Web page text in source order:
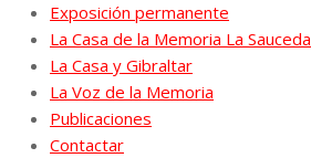
Exposición permanente
La Casa de la Memoria La Sauceda
La Casa y Gibraltar
La Voz de la Memoria
Publicaciones
Contactar